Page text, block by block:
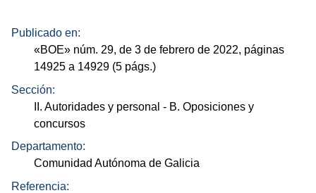
Publicado en:
«BOE» núm. 29, de 3 de febrero de 2022, páginas
14925 a 14929 (5 págs.)
Sección:
II. Autoridades y personal - B. Oposiciones y
concursos
Departamento:
Comunidad Autónoma de Galicia
Referencia: